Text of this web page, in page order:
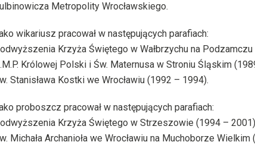
Metropolity Wrocławskiego.
wikariusz pracował w następujących parafiach:
Krzyża Świętego w Wałbrzychu na
Królowej Polski i Św. Maternusa w Stroniu Śląskim
Stanisława Kostki we Wrocławiu (1992 – 1994).
proboszcz pracował w następujących parafiach:
Krzyża Świętego w Strzeszowie (1994 –
Michała Archanioła we Wrocławiu na Muchoborze